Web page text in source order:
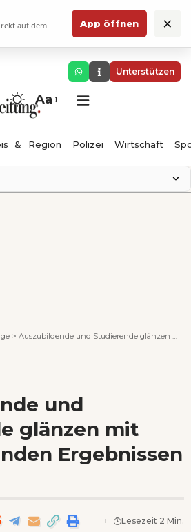
auf dem
App öffnen ×
Unterstützen
Aa
& Region Polizei Wirtschaft
> Auszubildende und Studierende glänzen mit hervorragenden Ergebnissen
und
glänzen mit
Ergebnissen
Lesezeit 2 Min.